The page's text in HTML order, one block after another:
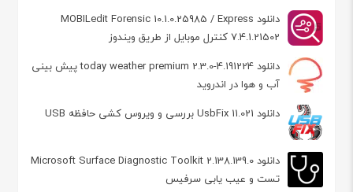
دانلود MOBILedit Forensic 10.1.0.25985 / Express
7.4.1.21502 کنترل موبایل از طریق ویندوز
دانلود today weather premium 2.3.0-4.191224 پیش بینی
آب و هوا در اندروید
دانلود UsbFix 11.021 بررسی و ویروس کشی حافظه USB
دانلود Microsoft Surface Diagnostic Toolkit 2.138.139.0
تست و عیب یابی سرفیس